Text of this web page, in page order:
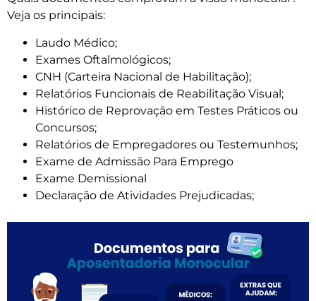
Veja os principais:
Laudo Médico;
Exames Oftalmológicos;
CNH (Carteira Nacional de Habilitação);
Relatórios Funcionais de Reabilitação Visual;
Histórico de Reprovação em Testes Práticos ou
Concursos;
Relatórios de Empregadores ou Testemunhos;
Exame de Admissão Para Emprego
Exame Demissional
Declaração de Atividades Prejudicadas;